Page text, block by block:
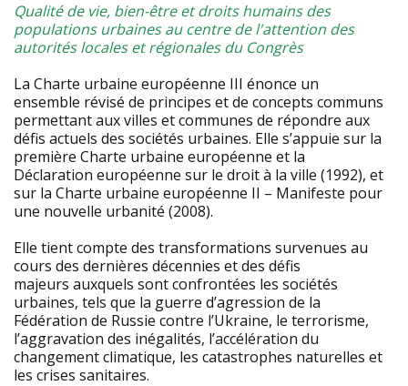
Qualité de vie, bien-être et droits humains des
populations urbaines au centre de l'attention des
autorités locales et régionales du Congrès
La Charte urbaine européenne III énonce un
ensemble révisé de principes et de concepts communs
permettant aux villes et communes de répondre aux
défis actuels des sociétés urbaines. Elle s’appuie sur la
première Charte urbaine européenne et la
Déclaration européenne sur le droit à la ville (1992), et
sur la Charte urbaine européenne II – Manifeste pour
une nouvelle urbanité (2008).
Elle tient compte des transformations survenues au
cours des dernières décennies et des défis
majeurs auxquels sont confrontées les sociétés
urbaines, tels que la guerre d’agression de la
Fédération de Russie contre l’Ukraine, le terrorisme,
l’aggravation des inégalités, l’accélération du
changement climatique, les catastrophes naturelles et
les crises sanitaires.